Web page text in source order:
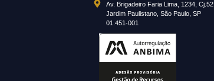
Av. Brigadeiro Faria Lima, 1234, Cj.52
Jardim Paulistano, São Paulo, SP
01.451-001